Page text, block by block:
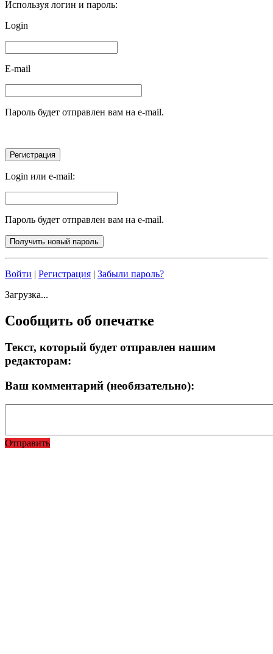
Используя логин и пароль:
Login
E-mail
Пароль будет отправлен вам на e-mail.
Login или e-mail:
Пароль будет отправлен вам на e-mail.
Войти | Регистрация | Забыли пароль?
Загрузка...
Сообщить об опечатке
Текст, который будет отправлен нашим
редакторам:
Ваш комментарий (необязательно):
Отправить